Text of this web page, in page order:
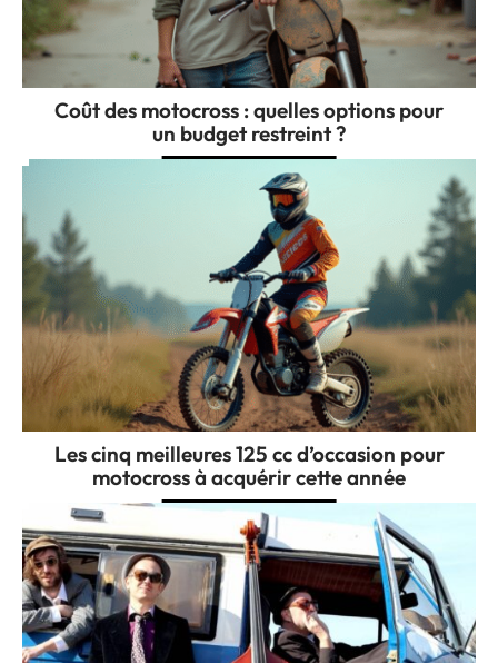
Coût des motocross : quelles options pour
un budget restreint ?
Les cinq meilleures 125 cc d’occasion pour
motocross à acquérir cette année